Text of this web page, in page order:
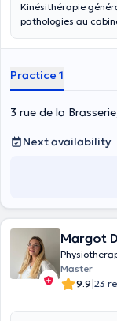
Kinésithérapie
pathologies au
Practice 1
3 rue de la
Next availability
Margot
Master
9.9|23